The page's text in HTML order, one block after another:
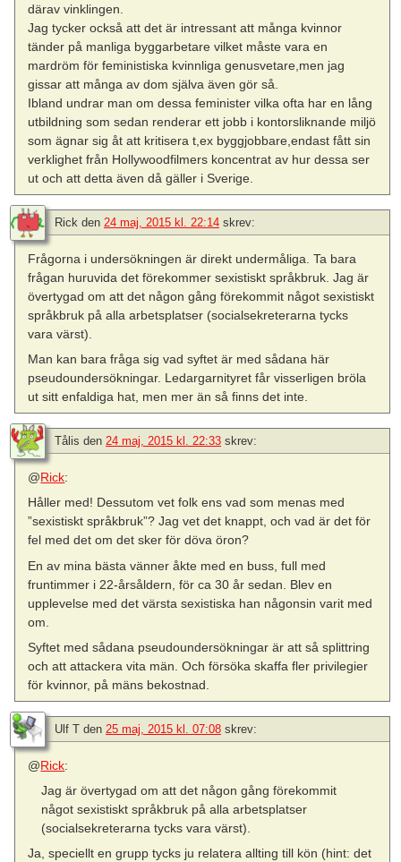
därav vinklingen.
Jag tycker också att det är intressant att många kvinnor
tänder på manliga byggarbetare vilket måste vara en
mardröm för feministiska kvinnliga genusvetare,men jag
gissar att många av dom själva även gör så.
Ibland undrar man om dessa feminister vilka ofta har en lång
utbildning som sedan renderar ett jobb i kontorsliknande miljö
som ägnar sig åt att kritisera t,ex byggjobbare,endast fått sin
verklighet från Hollywoodfilmers koncentrat av hur dessa ser
ut och att detta även då gäller i Sverige.
Rick den 24 maj, 2015 kl. 22:14 skrev:
Frågorna i undersökningen är direkt undermåliga. Ta bara
frågan huruvida det förekommer sexistiskt språkbruk. Jag är
övertygad om att det någon gång förekommit något sexistiskt
språkbruk på alla arbetsplatser (socialsekreterarna tycks
vara värst).
Man kan bara fråga sig vad syftet är med sådana här
pseudoundersökningar. Ledargarnityret får visserligen bröla
ut sitt enfaldiga hat, men mer än så finns det inte.
Tålis den 24 maj, 2015 kl. 22:33 skrev:
@Rick:
Håller med! Dessutom vet folk ens vad som menas med
”sexistiskt språkbruk”? Jag vet det knappt, och vad är det för
fel med det om det sker för döva öron?
En av mina bästa vänner åkte med en buss, full med
fruntimmer i 22-årsåldern, för ca 30 år sedan. Blev en
upplevelse med det värsta sexistiska han någonsin varit med
om.
Syftet med sådana pseudoundersökningar är att så splittring
och att attackera vita män. Och försöka skaffa fler privilegier
för kvinnor, på mäns bekostnad.
Ulf T den 25 maj, 2015 kl. 07:08 skrev:
@Rick:
Jag är övertygad om att det någon gång förekommit
något sexistiskt språkbruk på alla arbetsplatser
(socialsekreterarna tycks vara värst).
Ja, speciellt en grupp tycks ju relatera allting till kön (hint: det